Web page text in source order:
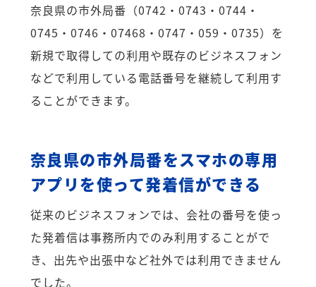
奈良県の市外局番（0742・0743・0744・
0745・0746・07468・0747・059・0735）を
新規で取得しての利用や既存のビジネスフォン
などで利用している電話番号を継続して利用す
ることができます。
奈良県の市外局番をスマホの専用
アプリを使って発着信ができる
従来のビジネスフォンでは、会社の番号を使っ
た発着信は事務所内でのみ利用することがで
き、出先や出張中など社外では利用できません
でした。